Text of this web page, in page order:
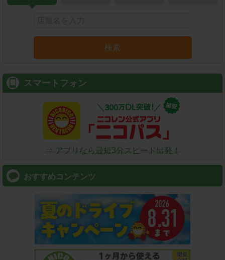
検索
スマートフォン
⇒ アプリなら最短3分スピード出発！
おすすめコンテンツ